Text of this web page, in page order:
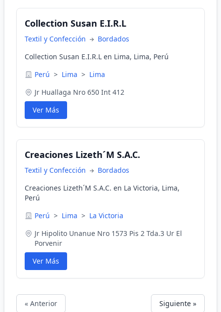
Collection Susan E.I.R.L
Textil y Confección
Bordados
Collection Susan E.I.R.L en Lima, Lima, Perú
Perú > Lima > Lima
Jr Huallaga Nro 650 Int 412
Ver Más
Creaciones Lizeth´M S.A.C.
Textil y Confección
Bordados
Creaciones Lizeth´M S.A.C. en La Victoria, Lima,
Perú
Perú > Lima > La Victoria
Jr Hipolito Unanue Nro 1573 Pis 2 Tda.3 Ur El
Porvenir
Ver Más
« Anterior Siguiente »